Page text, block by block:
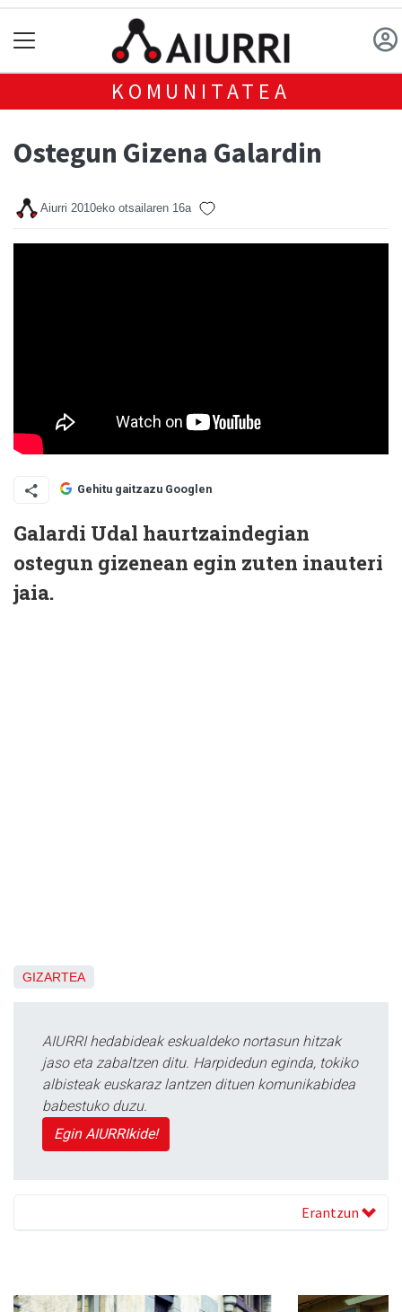
KOMUNITATEA
Ostegun Gizena Galardin
Aiurri 2010eko otsailaren 16a
Gehitu gaitzazu Googlen
Galardi Udal haurtzaindegian
ostegun gizenean egin zuten inauteri
jaia.
GIZARTEA
AIURRI hedabideak eskualdeko nortasun hitzak
jaso eta zabaltzen ditu. Harpidedun eginda, tokiko
albisteak euskaraz lantzen dituen komunikabidea
babestuko duzu.
Egin AIURRIkide!
Erantzun